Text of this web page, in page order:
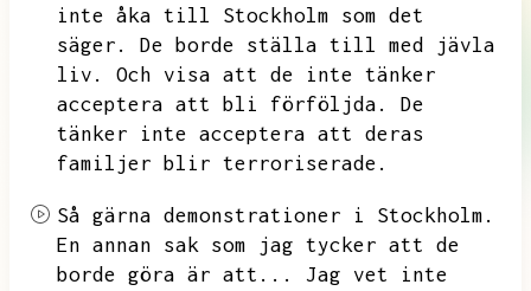
inte åka till Stockholm som det
säger.
De borde ställa till med jävla
liv.
Och visa att de inte tänker
acceptera att bli förföljda.
De
tänker inte acceptera att deras
familjer blir terroriserade.
Så gärna demonstrationer i Stockholm.
En annan sak som jag tycker att de
borde göra är att...
Jag vet inte